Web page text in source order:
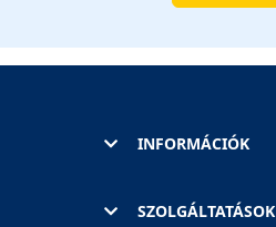
INFORMÁCIÓK
SZOLGÁLTATÁSOK